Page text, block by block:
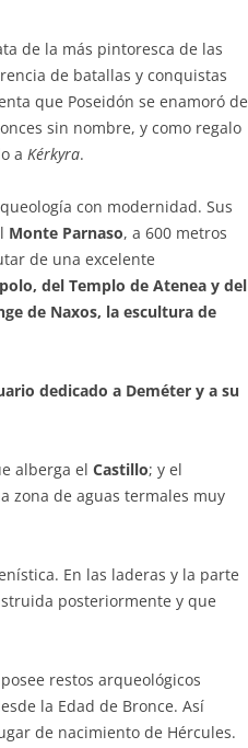
de la más pintoresca de las
de batallas y conquistas
que Poseidón se enamoró de
sin nombre, y como regalo
a Kérkyra.
con modernidad. Sus
Monte Parnaso, a 600 metros
de una excelente
del Templo de Atenea y del
de Naxos, la escultura de
dedicado a Deméter y a su
alberga el Castillo; y el
zona de aguas termales muy
En las laderas y la parte
posteriormente y que
restos arqueológicos
la Edad de Bronce. Así
de nacimiento de Hércules.